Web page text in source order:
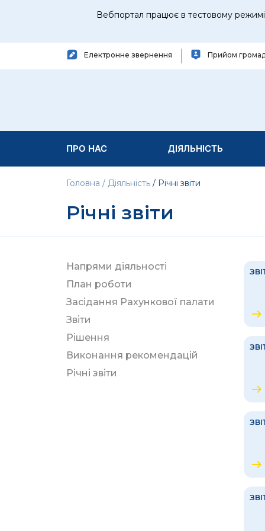
Вебпортал працює в тестовому режимі
Електронне звернення Прийом
ПРО НАС ДІЯЛЬНІСТЬ
Головна Діяльність Річні звіти
Річні звіти
Напрями діяльності
План роботи
Засідання Рахункової палати
Звіти
Рішення
Виконання рекомендацій
Річні звіти